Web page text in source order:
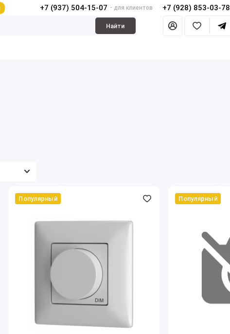
+7 (937) 504-15-07 - для клиентов +7 (928) 853-03-78
Найти
Популярный Популярный